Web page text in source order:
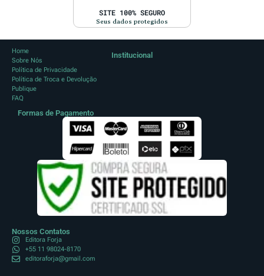
SITE 100% SEGURO
Seus dados protegidos
Institucional
Home
Sobre Nós
Política de Privacidade
Política de Troca e Devolução
Publique
FAQ
Nossos Contatos
Editora Forja
+55 11 98024-8170
editoraforja@gmail.com
Formas de Pagamento